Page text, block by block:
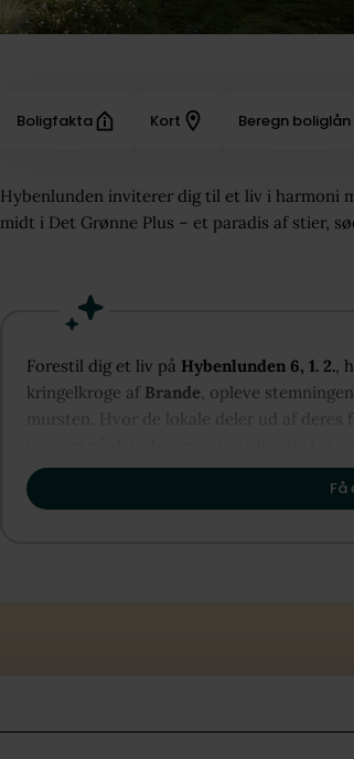
Boligfakta Kort Beregn boliglån
Hybenlunden inviterer dig til et liv i harmoni
midt i Det Grønne Plus – et paradis af stier,
Forestil dig et liv på Hybenlunden 6, 1. 2.,
kringelkroge af Brande, opleve
mursten. Hvor de lokale deler ud af
vise dig, hvordan Brande kan danne